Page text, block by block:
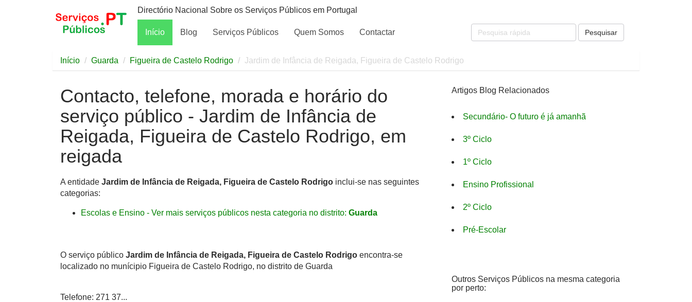
Directório Nacional Sobre os Serviços Públicos em Portugal
Início Blog Serviços Públicos Quem Somos Contactar Pesquisar
Início Guarda Figueira de Castelo Rodrigo Jardim de Infância de Reigada, Figueira de Castelo Rodrigo
Contacto, telefone, morada e horário do
serviço público - Jardim de Infância de
Reigada, Figueira de Castelo Rodrigo, em
reigada
A entidade Jardim de Infância de Reigada, Figueira de Castelo Rodrigo inclui-se nas seguintes
categorias:
Escolas e Ensino - Ver mais serviços públicos nesta categoria no distrito: Guarda
O serviço público Jardim de Infância de Reigada, Figueira de Castelo Rodrigo encontra-se
localizado no munícipio Figueira de Castelo Rodrigo, no distrito de Guarda
Telefone: 271 37...
Artigos Blog Relacionados
Secundário- O futuro é já amanhã
3º Ciclo
1º Ciclo
Ensino Profissional
2º Ciclo
Pré-Escolar
Outros Serviços Públicos na mesma categoria
por perto: